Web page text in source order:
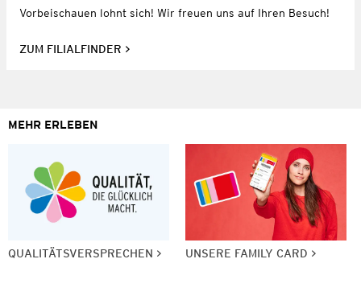
Vorbeischauen lohnt sich! Wir freuen uns auf Ihren Besuch!
ZUM FILIALFINDER
MEHR ERLEBEN
QUALITÄTSVERSPRECHEN UNSERE FAMILY CARD